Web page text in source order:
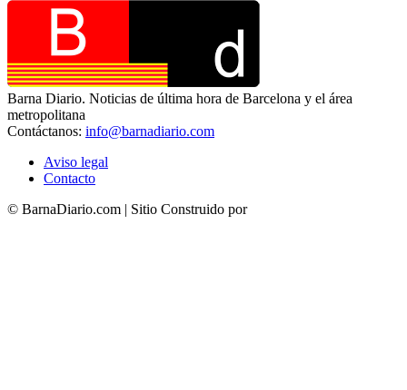
Barna Diario. Noticias de última hora de Barcelona y el área
metropolitana
Contáctanos: info@barnadiario.com
Aviso legal
Contacto
© BarnaDiario.com | Sitio Construido por